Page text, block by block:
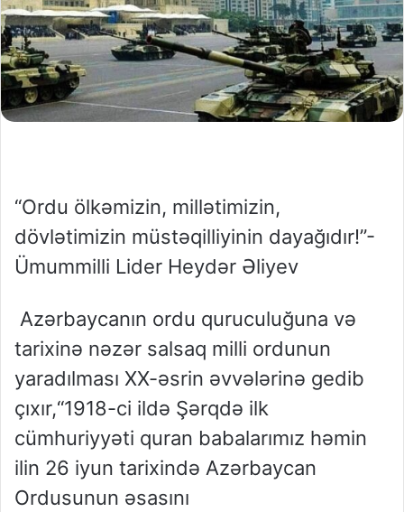
“Ordu ölkəmizin, millətimizin,
dövlətimizin müstəqilliyinin dayağıdır!”-
Ümummilli Lider Heydər Əliyev
Azərbaycanın ordu quruculuğuna və
tarixinə nəzər salsaq milli ordunun
yaradılması XX-əsrin əvvələrinə gedib
çıxır,“1918-ci ildə Şərqdə ilk
cümhuriyyəti quran babalarımız həmin
ilin 26 iyun tarixində Azərbaycan
Ordusunun əsasını